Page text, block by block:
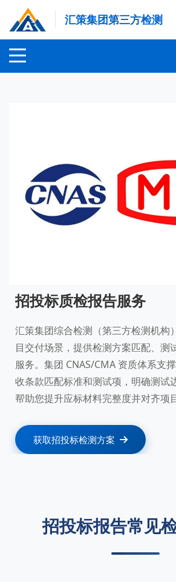
汇策集团第三方检测
招投标质检报告服务
汇策集团综合检测（第三方检测机构
目交付场景，提供检测方案匹配、测
服务。集团 CNAS/CMA 资质体系支
收条款匹配标准和测试项，明确测试
帮助您提升应标材料完整度并对齐项
获取招投标检测方案
招投标报告常见